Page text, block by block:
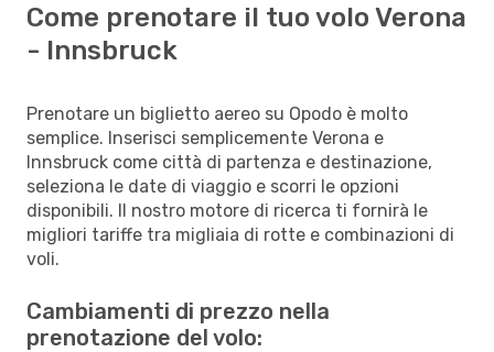
Come prenotare il tuo volo Verona
- Innsbruck
Prenotare un biglietto aereo su Opodo è molto
semplice. Inserisci semplicemente Verona e
Innsbruck come città di partenza e destinazione,
seleziona le date di viaggio e scorri le opzioni
disponibili. Il nostro motore di ricerca ti fornirà le
migliori tariffe tra migliaia di rotte e combinazioni di
voli.
Cambiamenti di prezzo nella
prenotazione del volo: